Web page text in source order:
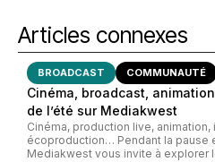
Articles connexes
BROADCAST COMMUNAUTÉ
Cinéma, broadcast,
de l’été sur Mediakwest
Cinéma, production live,
écoproduction… Pendant la pause
Mediakwest vous invite à explorer